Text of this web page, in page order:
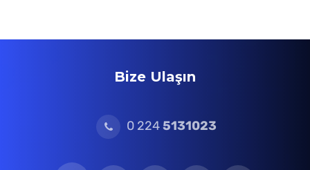
Bize Ulaşın
0 2245131023